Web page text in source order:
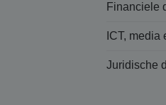
Financiele
ICT,
Juridische